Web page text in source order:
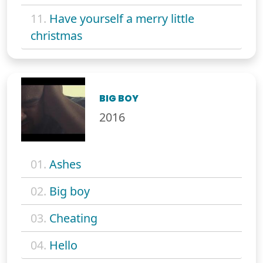
11. Have yourself a merry little
christmas
BIG BOY
2016
01. Ashes
02. Big boy
03. Cheating
04. Hello